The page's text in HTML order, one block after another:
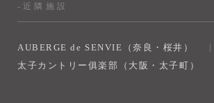
-近隣施設
AUBERGE de SENVIE（奈良・桜井）
太子カントリー俱楽部（大阪・太子町）